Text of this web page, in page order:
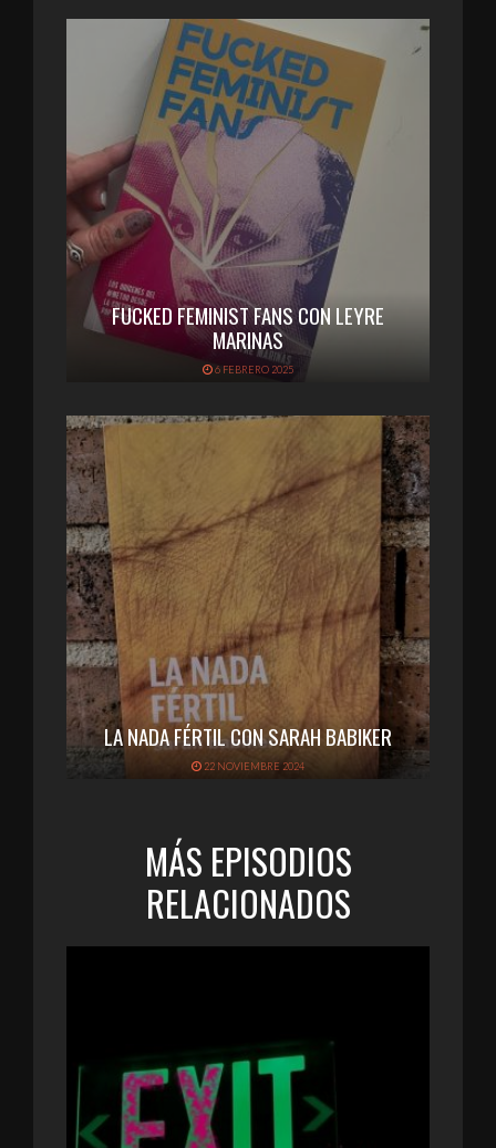
FUCKED FEMINIST FANS CON LEYRE
MARINAS
6 FEBRERO 2025
LA NADA FÉRTIL CON SARAH BABIKER
22 NOVIEMBRE 2024
MÁS EPISODIOS
RELACIONADOS